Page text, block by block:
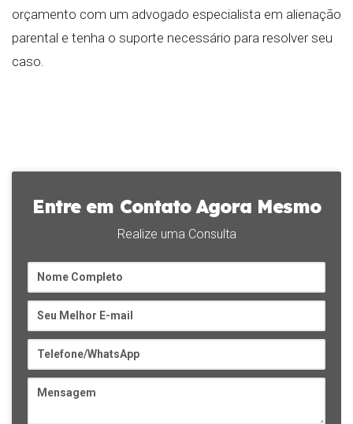
orçamento com um advogado especialista em alienação
parental e tenha o suporte necessário para resolver seu
caso.
Entre em Contato Agora Mesmo
Realize uma Consulta